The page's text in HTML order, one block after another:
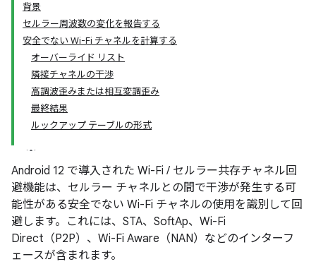
背景
セルラー周波数の変化を報告する
安全でない Wi-Fi チャネルを計算する
オーバーライド リスト
隣接チャネルの干渉
高調波歪みまたは相互変調歪み
最終結果
ルックアップ テーブルの形式
Android 12 で導入された Wi-Fi / セルラー共存チャネル回
避機能は、セルラー チャネルとの間で干渉が発生する可
能性がある安全でない Wi-Fi チャネルの使用を識別して回
避します。これには、STA、SoftAp、Wi-Fi
Direct（P2P）、Wi-Fi Aware（NAN）などのインターフ
ェースが含まれます。